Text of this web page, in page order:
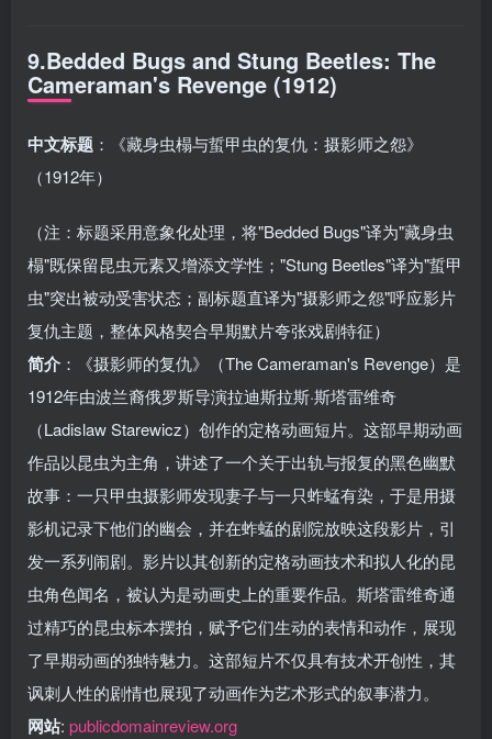
9.Bedded Bugs and Stung Beetles: The
Cameraman's Revenge (1912)
中文标题 ：《藏身虫榻与蜇甲虫的复仇：摄影师之怨》
（1912年）
（注：标题采用意象化处理，将"Bedded Bugs"译为"藏身虫
榻"既保留昆虫元素又增添文学性；"Stung Beetles"译为"蜇甲
虫"突出被动受害状态；副标题直译为"摄影师之怨"呼应影片
复仇主题，整体风格契合早期默片夸张戏剧特征）
简介 ：《摄影师的复仇》（The Cameraman's Revenge）是
1912年由波兰裔俄罗斯导演拉迪斯拉斯·斯塔雷维奇
（Ladislaw Starewicz）创作的定格动画短片。这部早期动画
作品以昆虫为主角，讲述了一个关于出轨与报复的黑色幽默
故事：一只甲虫摄影师发现妻子与一只蚱蜢有染，于是用摄
影机记录下他们的幽会，并在蚱蜢的剧院放映这段影片，引
发一系列闹剧。影片以其创新的定格动画技术和拟人化的昆
虫角色闻名，被认为是动画史上的重要作品。斯塔雷维奇通
过精巧的昆虫标本摆拍，赋予它们生动的表情和动作，展现
了早期动画的独特魅力。这部短片不仅具有技术开创性，其
讽刺人性的剧情也展现了动画作为艺术形式的叙事潜力。
网站: publicdomainreview.org